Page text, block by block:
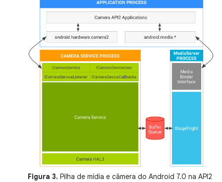
Figura 3. Pilha de mídia e câmera do Android 7.0 na API2